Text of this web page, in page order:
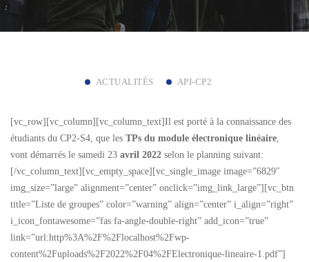
ACTUALITÉS API-CP2
[vc_row][vc_column][vc_column_text]Il est porté à la connaissance des
étudiants du CP2-S4, que les TPs du module électronique linéaire,
vont démarrés le samedi 23 avril 2022 selon le planning suivant:
[/vc_column_text][vc_empty_space][vc_single_image image=”6829″
img_size=”large” alignment=”center” onclick=”img_link_large”][vc_btn
title=”Liste de groupes” color=”warning” align=”center” i_align=”right”
i_icon_fontawesome=”fas fa-angle-double-right” add_icon=”true”
link=”url:http%3A%2F%2Flocalhost%2Fwp-
content%2Fuploads%2F2022%2F04%2FElectronique-lineaire-1.pdf”]